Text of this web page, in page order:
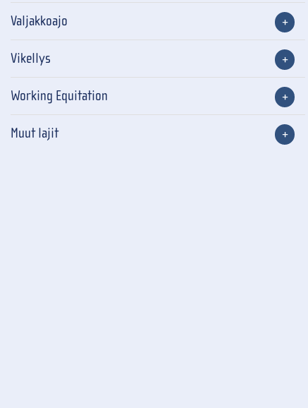
Valjakkoajo
Vikellys
Working Equitation
Muut lajit